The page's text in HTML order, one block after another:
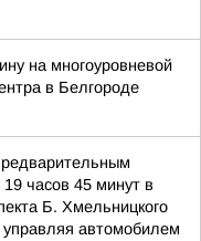
на многоуровневой
в Белгороде
часов 45 минут в
Б. Хмельницкого
автомобилем